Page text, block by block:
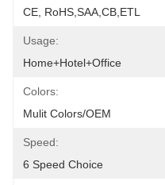
CE, RoHS,SAA,CB,ETL
Usage:
Home+Hotel+Office
Colors:
Mulit Colors/OEM
Speed:
6 Speed Choice